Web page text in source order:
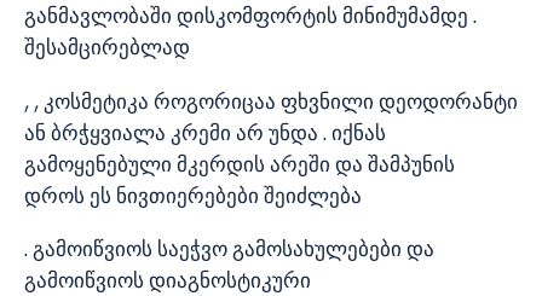
განმავლობაში დისკომფორტის მინიმუმამდე .
შესამცირებლად
, , კოსმეტიკა როგორიცაა ფხვნილი დეოდორანტი
ან ბრჭყვიალა კრემი არ უნდა . იქნას
გამოყენებული მკერდის არეში და შამპუნის
დროს ეს ნივთიერებები შეიძლება
. გამოიწვიოს საეჭვო გამოსახულებები და
გამოიწვიოს დიაგნოსტიკური